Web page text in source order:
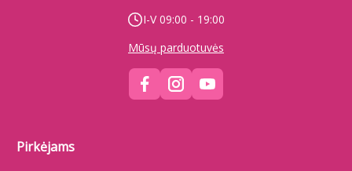
I-V 09:00 - 19:00
Mūsų parduotuvės
Pirkėjams